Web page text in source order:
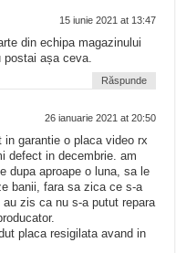
15 iunie 2021 at 13:47
din echipa magazinului
așa ceva.
Răspunde
26 ianuarie 2021 at 20:50
garantie o placa video rx
defect in decembrie. am
dupa aproape o luna, sa le
banii, fara sa zica ce s-a
zis ca nu s-a putut repara
placa resigilata avand in